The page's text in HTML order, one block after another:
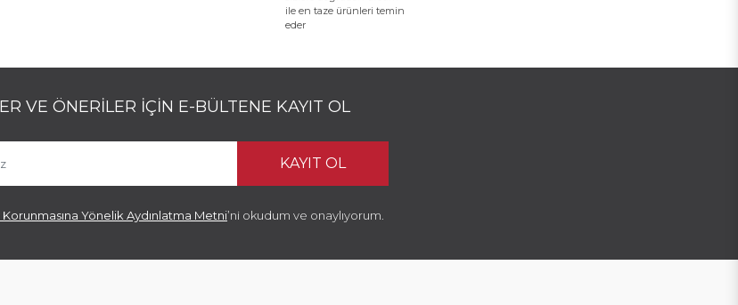
ile en taze ürünleri temin
eder
VE ÖNERILER İÇIN E-BÜLTENE KAYIT OL
KAYIT OL
Yönelik Aydınlatma Metni’ni okudum ve onaylıyorum.